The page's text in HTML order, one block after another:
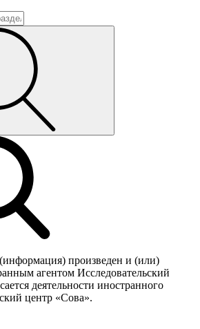
произведен и (или)
агентом Исследовательский
деятельности иностранного
центр «Сова».